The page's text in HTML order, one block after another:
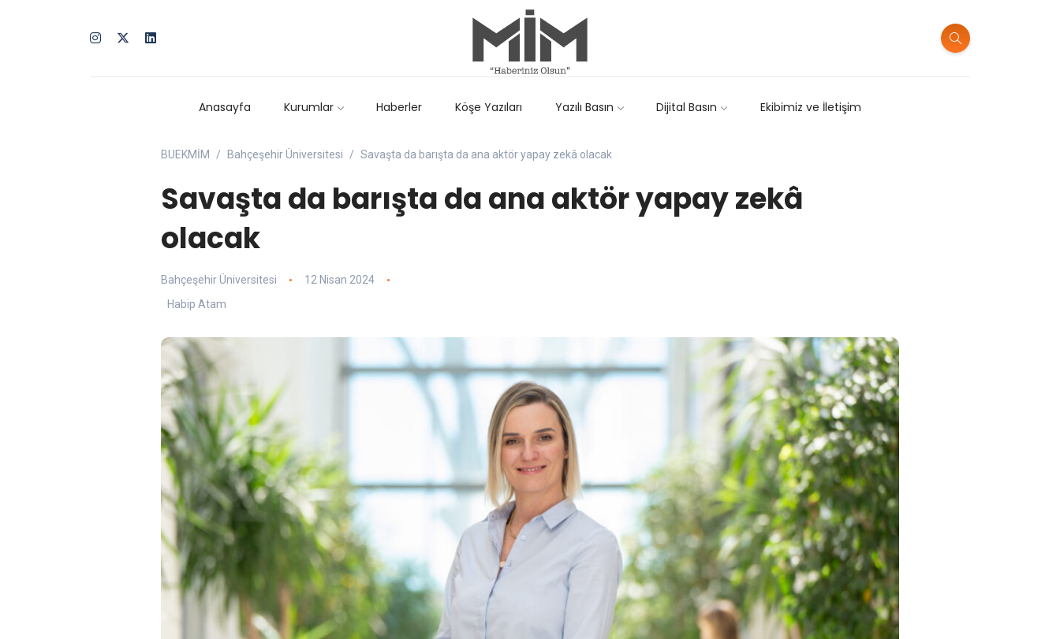
Anasayfa Kurumlar Haberler Köşe Yazıları Yazılı Basın Dijital Basın Ekibimiz ve İletişim
BUEKMİM Bahçeşehir Üniversitesi Savaşta da barışta da ana aktör yapay zekâ olacak
Savaşta da barışta da ana aktör yapay zekâ
olacak
Bahçeşehir Üniversitesi
12 Nisan 2024
Habip Atam